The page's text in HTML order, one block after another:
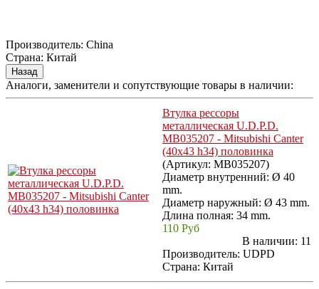
Производитель: China
Страна: Китай
Аналоги, заменители и сопутствующие товары в наличии:
Втулка рессоры
металлическая U.D.P.D.
MB035207 - Mitsubishi Canter
(40x43 h34) половинка
(Артикул: MB035207)
Диаметр внутренний: Ø 40
mm.
Диаметр наружный: Ø 43 mm.
Длина полная: 34 mm.
110 Руб
В наличии: 11
Производитель: UDPD
Страна: Китай